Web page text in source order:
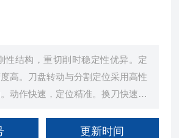
性结构，重切削时稳定性优异。定
高。刀盘转动与分割定位采用高性
动作快速，定位精准。换刀快速，
，保证刀塔精度5μ以内。通用於各
更新时间